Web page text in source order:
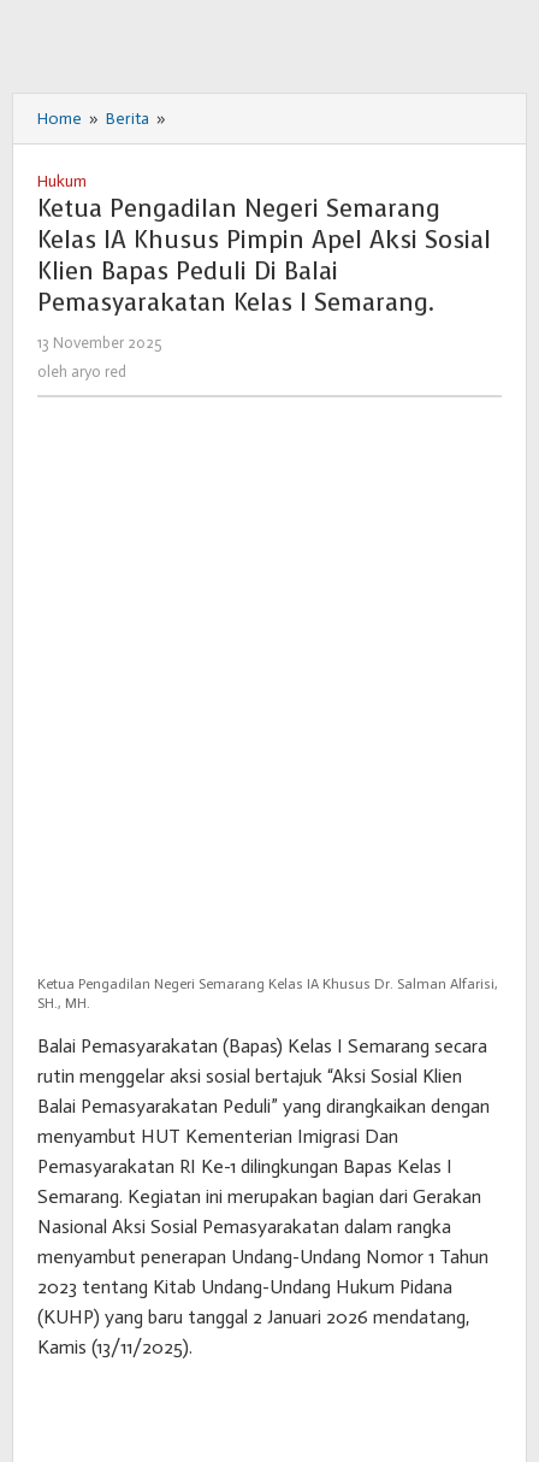
Home » Berita »
Pengadilan
Semarang
Kelas
IA
Khusus
Pimpin
Klien
Hukum
Ketua Pengadilan Negeri Semarang
Kelas IA Khusus Pimpin Apel Aksi Sosial
Klien Bapas Peduli Di Balai
Pemasyarakatan Kelas I Semarang.
13 November 2025
oleh aryo red
Ketua Pengadilan Negeri Semarang Kelas IA Khusus Dr. Salman Alfarisi,
SH., MH.
Balai Pemasyarakatan (Bapas) Kelas I Semarang secara
rutin menggelar aksi sosial bertajuk “Aksi Sosial Klien
Balai Pemasyarakatan Peduli” yang dirangkaikan dengan
menyambut HUT Kementerian Imigrasi Dan
Pemasyarakatan RI Ke-1 dilingkungan Bapas Kelas I
Semarang. Kegiatan ini merupakan bagian dari Gerakan
Nasional Aksi Sosial Pemasyarakatan dalam rangka
menyambut penerapan Undang-Undang Nomor 1 Tahun
2023 tentang Kitab Undang-Undang Hukum Pidana
(KUHP) yang baru tanggal 2 Januari 2026 mendatang,
Kamis (13/11/2025).